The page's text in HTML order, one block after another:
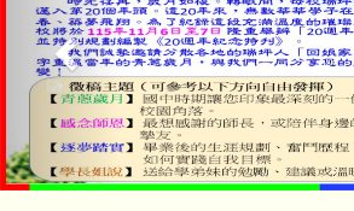
公告本校115
代理(課)教師
「2026金融